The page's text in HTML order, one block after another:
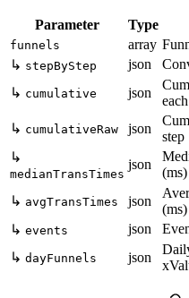
Parameter Type
funnels array
↳ stepByStep json
↳ cumulative json
↳ cumulativeRaw json
step
↳
medianTransTimes
json
(ms)
↳ avgTransTimes json
(ms)
↳ events json
↳ dayFunnels json